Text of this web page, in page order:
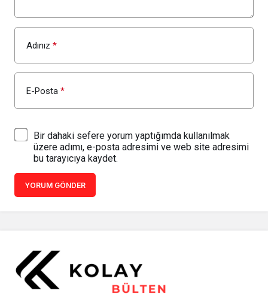
Adınız *
E-Posta *
Bir dahaki sefere yorum yaptığımda kullanılmak
üzere adımı, e-posta adresimi ve web site adresimi
bu tarayıcıya kaydet.
YORUM GÖNDER